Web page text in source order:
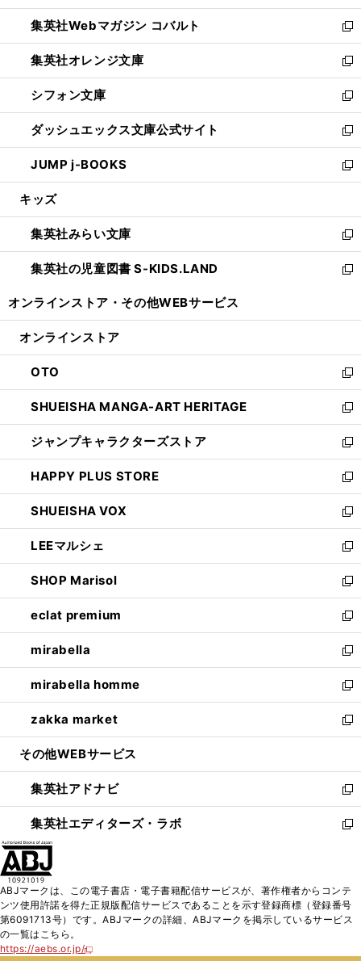
開
く
ウ
で
開
く
ン
ド
ウ
で
開
く
ウ
ィ
ン
ド
ウ
で
開
く
集英社Webマガジン コバルト
新
し
い
ウ
ィ
ン
ド
ウ
で
開
集英社オレンジ文庫
新
し
い
ウ
ィ
ン
ド
ウ
開
く
シフォン文庫
新
し
い
ウ
ィ
ン
ウ
で
開
く
ダッシュエックス文庫公式サイト
新
し
い
ウ
ン
ド
ウ
で
JUMP j-BOOKS
新
し
ウ
ィ
ン
ド
開
キッズ
集英社みらい文庫
新
し
い
ン
ウ
で
開
く
集英社の児童図書 S-KIDS.LAND
新
ウ
ン
ド
ウ
で
開
く
オンラインストア・ その他WEBサービス
オンラインストア
OTO
新
し
い
ウ
ィ
ン
ド
ウ
で
開
く
SHUEISHA MANGA-ART HERITAGE
新
し
い
ウ
ィ
ン
ド
ウ
で
開
く
ジャンプキャラクターズストア
新
し
い
ウ
ィ
ン
ド
ウ
で
開
く
HAPPY PLUS STORE
新
し
い
ウ
ィ
ン
ド
ウ
で
開
く
SHUEISHA VOX
新
し
い
ウ
ィ
ン
ド
ウ
で
開
く
LEEマルシェ
新
し
い
ウ
ィ
ン
ド
ウ
で
開
く
SHOP Marisol
新
し
い
ウ
ィ
ン
ド
ウ
で
開
eclat premium
新
し
い
ウ
ィ
ン
ド
ウ
開
く
mirabella
新
し
い
ウ
ィ
ン
ウ
で
開
く
mirabella homme
新
し
い
ウ
ン
ド
ウ
で
zakka market
新
し
ウ
ィ
ン
ド
く
その他WEBサービス
集英社アドナビ
新
し
い
ド
ウ
で
集英社エディターズ・ラボ
新
ィ
ン
ABJマークは、この電子書店・電子書籍配信サービスが、著作権者からコンテ
ンツ使用許諾を得た正規版配信サービスであることを示す登録商標（登録番号
第6091713号）です。ABJマークの詳細、ABJマークを掲示しているサービス
の一覧はこちら。
https://aebs.or.jp/
新